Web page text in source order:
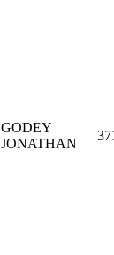
GODEY
JONATHAN